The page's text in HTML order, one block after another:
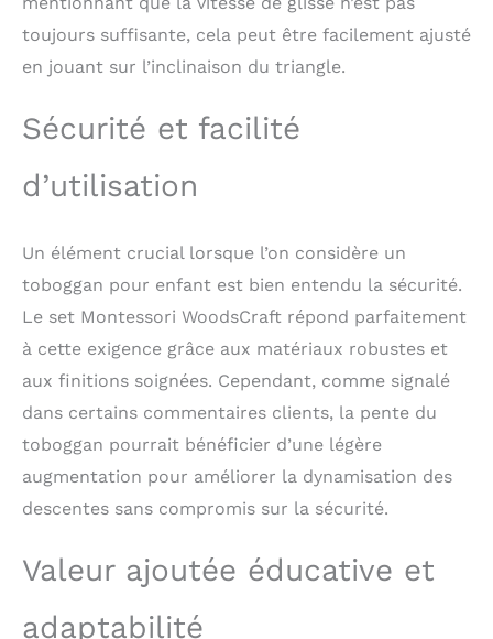
main avec un souci du
détail qui reflète
l'amour, l'expérience et
𝐬𝐞𝐜𝐮𝐫𝐢𝐭𝐞 𝐚𝐯𝐚𝐧𝐭 𝐭𝐨𝐮𝐭: Chez
WoodsCraft, la sécurité
fabriqués à la main à
partir de bois de pin de
de garantir des surfaces
parfaitement lisses et
un jeu sûr pour votre
enfant. Contrairement
aux produits en
panneaux de particules
bois se distinguent par
leur grande qualité et
𝐝𝐮 𝐬𝐞𝐭: 1x triangle
d'escalade (couleur:
toujours suffisante, cela peut être facilement ajusté
en jouant sur l’inclinaison du triangle.
Sécurité et facilité
d’utilisation
Un élément crucial lorsque l’on considère un
toboggan pour enfant est bien entendu la sécurité.
Le set Montessori WoodsCraft répond parfaitement
à cette exigence grâce aux matériaux robustes et
aux finitions soignées. Cependant, comme signalé
dans certains commentaires clients, la pente du
toboggan pourrait bénéficier d’une légère
augmentation pour améliorer la dynamisation des
descentes sans compromis sur la sécurité.
Valeur ajoutée éducative et
adaptabilité